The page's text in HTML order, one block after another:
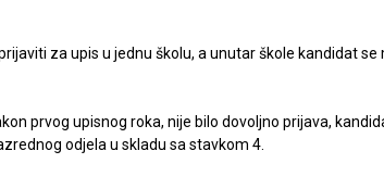
za upis u jednu školu, a unutar škole kandidat
prvog upisnog roka, nije bilo dovoljno prijava,
odjela u skladu sa stavkom 4.